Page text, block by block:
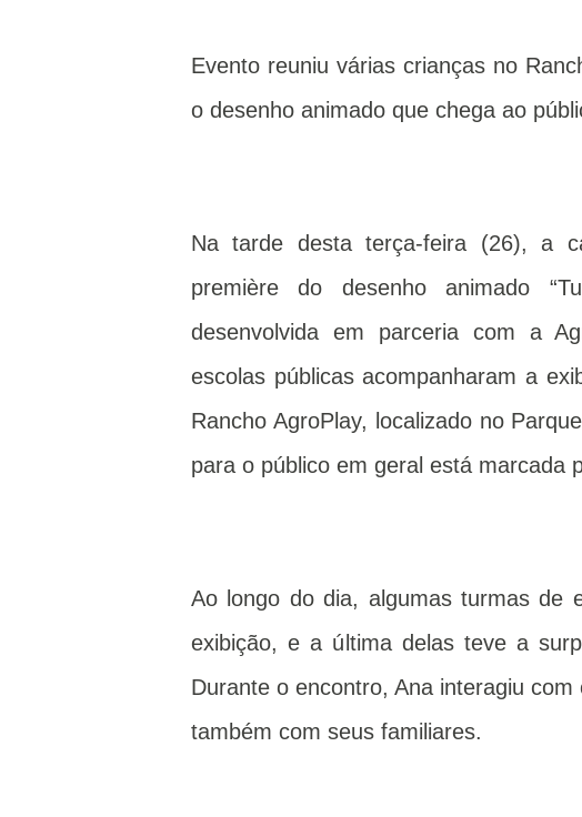
Evento reuniu várias crianças no
o desenho animado que chega ao
Na tarde desta terça-feira (26), a
première do desenho animado
desenvolvida em parceria com a
escolas públicas acompanharam a
Rancho AgroPlay, localizado no
para o público em geral está marcada
Ao longo do dia, algumas turmas de
exibição, e a última delas teve a
Durante o encontro, Ana interagiu
também com seus familiares.